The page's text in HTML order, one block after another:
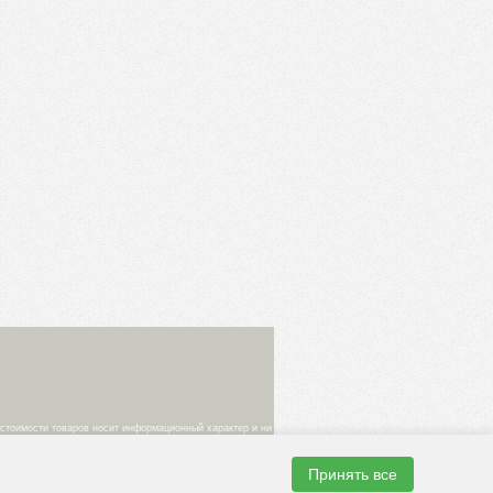
товаров носит информационный характер и ни
цены заказанного товара является
Принять все